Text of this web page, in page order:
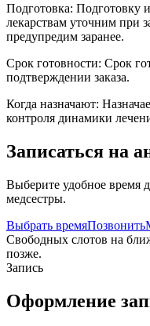
Подготовка: Подготовку
лекарствам уточним при
предупредим заранее.
Срок готовности: Срок
подтверждении заказа.
Когда назначают:
контроля динамики
Записаться на
Выберите удобное время
медсестры.
Выбрать времяПозвонить
Свободных слотов на
позже.
Запись
Оформление